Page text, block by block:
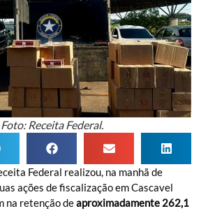
Foto: Receita Federal.
Federal realizou, na manhã de
ações de fiscalização em Cascavel
na retenção deaproximadamente 262,1